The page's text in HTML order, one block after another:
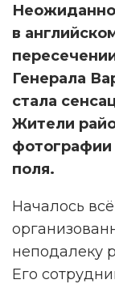
в
Генерала
стала
Жители
фотографии
поля.
Началось
неподалеку
Его